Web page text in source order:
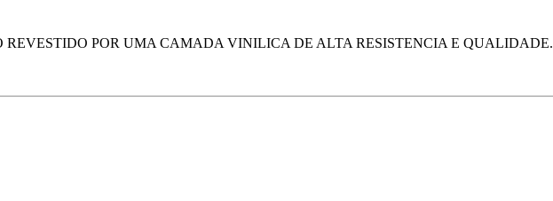
REVESTIDO POR UMA CAMADA VINILICA DE ALTA RESISTENCIA E QUALIDADE.